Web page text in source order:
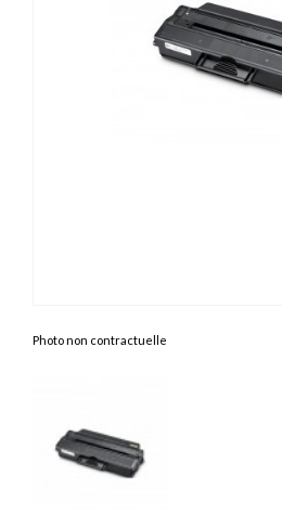
Photo non contractuelle